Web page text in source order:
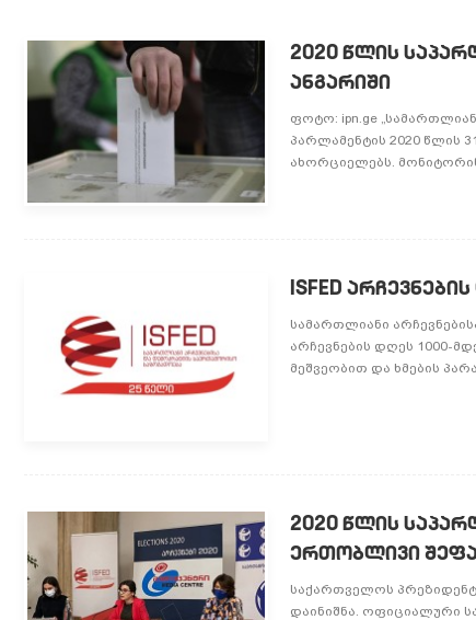
2020 წლის
ანგარიში
ფოტო: ipn.ge
პარლამენტის 2020 წლის
ახორციელებს.
ISFED
სამართლიანი
არჩევნების დღეს 1000-
მეშვეობით და ხმების
2020 წლის
ერთობლივი
საქართველოს
დაინიშნა. ოფიციალური